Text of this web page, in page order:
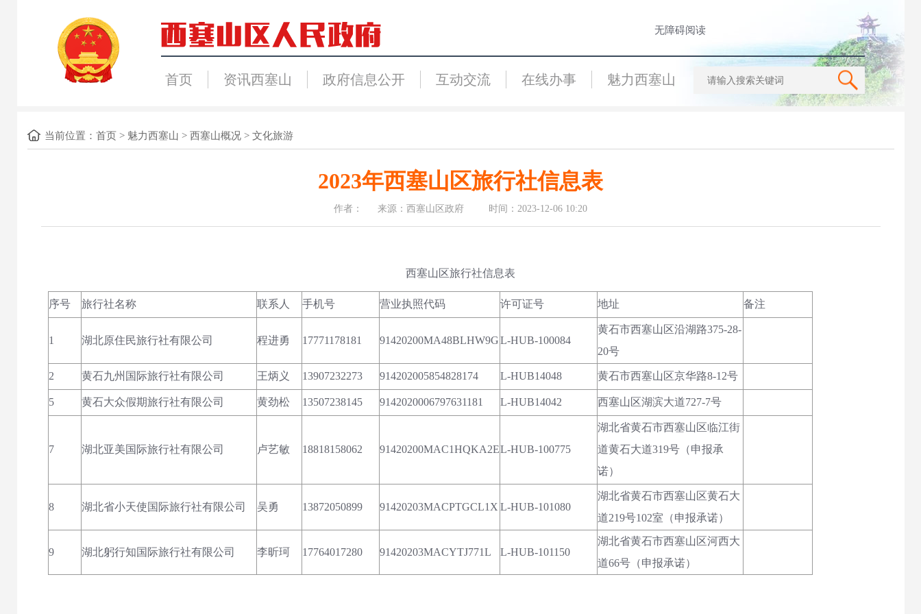
无障碍阅读
首页 资讯西塞山 政府信息公开 互动交流 在线办事 魅力西塞山
当前位置： 首页> 魅力西塞山 > 西塞山概况> 文化旅游
2023年西塞山区旅行社信息表
作者： 来源：西塞山区政府 时间：2023-12-06 10:20
西塞山区旅行社信息表
序号 旅行社名称 联系人 手机号 营业执照代码 许可证号 地址 备注
1 湖北原住民旅行社有限公司 程进勇 17771178181 91420200MA48BLHW9GL-HUB-100084
黄石市西塞山区沿湖路375-28-
20号
2 黄石九州国际旅行社有限公司 王炳义 13907232273 914202005854828174 L-HUB14048 黄石市西塞山区京华路8-12号
5 黄石大众假期旅行社有限公司 黄劲松 13507238145 9142020006797631181 L-HUB14042 西塞山区湖滨大道727-7号
7 湖北亚美国际旅行社有限公司 卢艺敏 18818158062 91420200MAC1HQKA2EL-HUB-100775
湖北省黄石市西塞山区临江街
道黄石大道319号（申报承
诺）
8 湖北省小天使国际旅行社有限公司 吴勇 13872050899 91420203MACPTGCL1X L-HUB-101080
湖北省黄石市西塞山区黄石大
道219号102室（申报承诺）
9 湖北躬行知国际旅行社有限公司 李昕珂 17764017280 91420203MACYTJ771L L-HUB-101150
湖北省黄石市西塞山区河西大
道66号（申报承诺）